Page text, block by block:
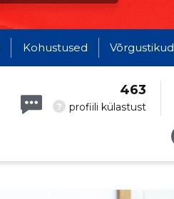
Kohustused Võrgustikud
? profiili külastust
463